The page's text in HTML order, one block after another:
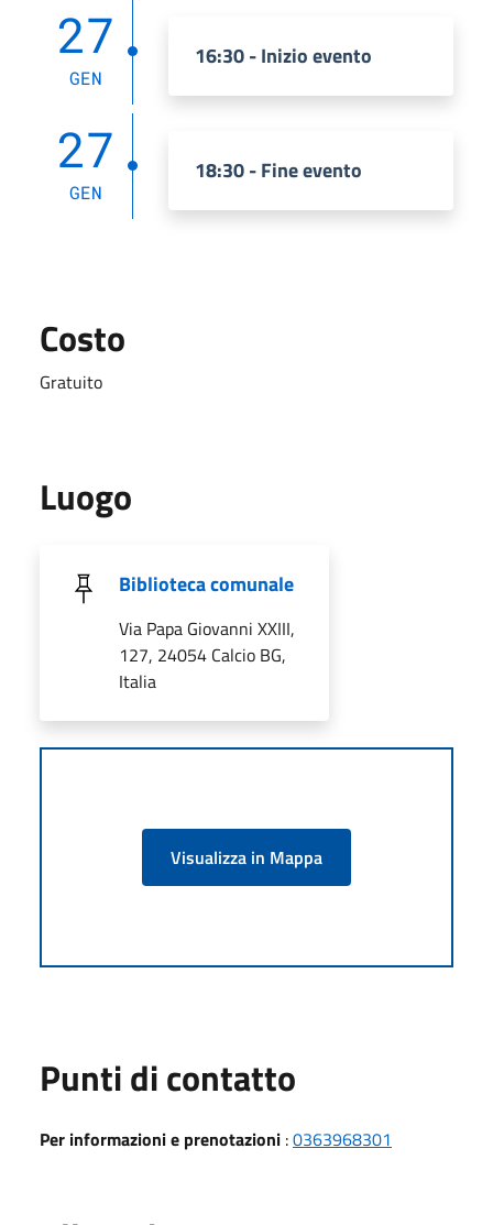
27
GEN
16:30 - Inizio evento
27
GEN
18:30 - Fine evento
Costo
Gratuito
Luogo
Biblioteca comunale
Via Papa Giovanni XXIII,
127, 24054 Calcio BG,
Italia
Visualizza in Mappa
Punti di contatto
Per informazioni e prenotazioni :0363968301